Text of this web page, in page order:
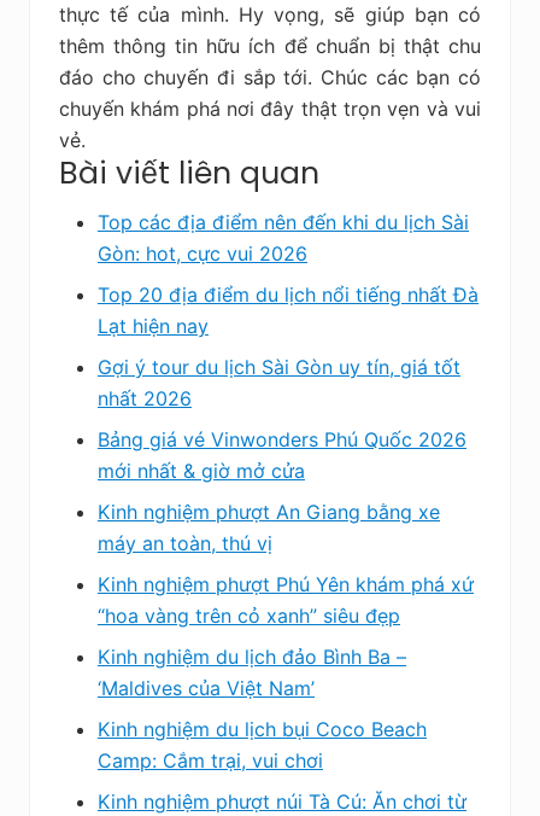
thực tế của mình. Hy vọng, sẽ giúp bạn có
thêm thông tin hữu ích để chuẩn bị thật chu
đáo cho chuyến đi sắp tới. Chúc các bạn có
chuyến khám phá nơi đây thật trọn vẹn và vui
vẻ.
Bài viết liên quan
Top các địa điểm nên đến khi du lịch Sài
Gòn: hot, cực vui 2026
Top 20 địa điểm du lịch nổi tiếng nhất Đà
Lạt hiện nay
Gợi ý tour du lịch Sài Gòn uy tín, giá tốt
nhất 2026
Bảng giá vé Vinwonders Phú Quốc 2026
mới nhất & giờ mở cửa
Kinh nghiệm phượt An Giang bằng xe
máy an toàn, thú vị
Kinh nghiệm phượt Phú Yên khám phá xứ
“hoa vàng trên cỏ xanh” siêu đẹp
Kinh nghiệm du lịch đảo Bình Ba –
‘Maldives của Việt Nam’
Kinh nghiệm du lịch bụi Coco Beach
Camp: Cắm trại, vui chơi
Kinh nghiệm phượt núi Tà Cú: Ăn chơi từ